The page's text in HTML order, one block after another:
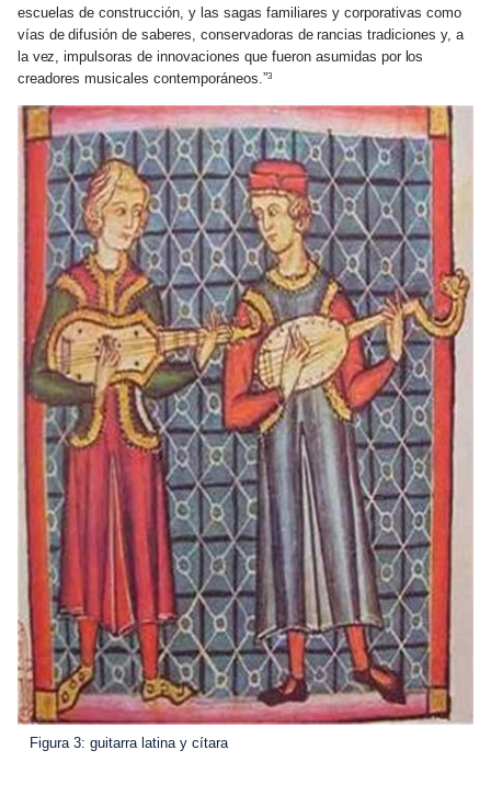
escuelas de construcción, y las sagas familiares y corporativas como
vías dedifusión de saberes, conservadorasderancias tradicionesy, a
la vez, impulsoras de innovaciones que fueron asumidas por los
creadores musicales contemporáneos.”3
Figura 3: guitarra latina y cítara